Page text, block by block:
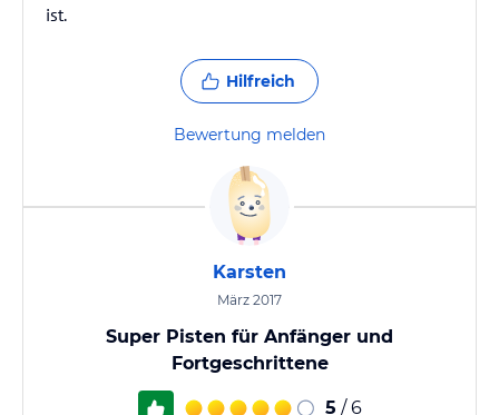
ist.
Hilfreich
Bewertung melden
Karsten
März 2017
Super Pisten für Anfänger und
Fortgeschrittene
5 / 6